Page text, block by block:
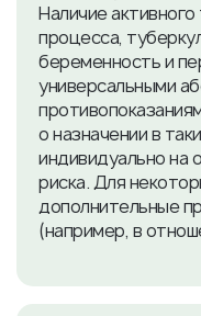
Наличие
процесса,
беременность и
универсальными
о назначении в
индивидуально на
риска. Для
дополнительные
(например, в